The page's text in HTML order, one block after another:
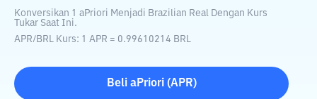
Konversikan 1 aPriori Menjadi Brazilian Real Dengan Kurs
Tukar Saat Ini.
APR/BRL Kurs: 1 APR = 0.99610214 BRL
Beli aPriori(APR)